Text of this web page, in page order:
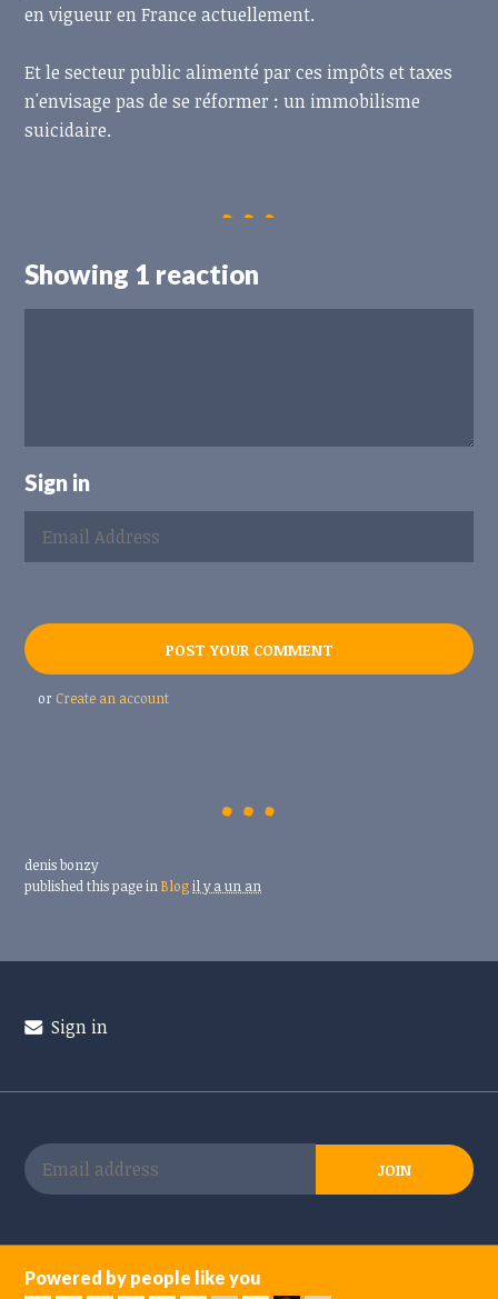
en vigueur en France actuellement.
Et le secteur public alimenté par ces impôts et taxes
n'envisage pas de se réformer : un immobilisme
suicidaire.
Showing 1 reaction
Sign in
or Create an account
denis bonzy
published this page inBlog il y a un an
Sign in
Powered by people like you